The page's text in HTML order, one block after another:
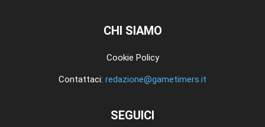
CHI SIAMO
Cookie Policy
Contattaci: redazione@gametimers.it
SEGUICI